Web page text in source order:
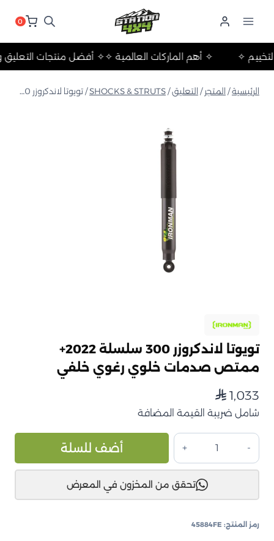
0
✧ أفضل منتجات✧ أهم الماركات العالمية ✧ والتخييم ✧
الرئيسية/ المتجر / التعليق/
SHOCKS & STRUTS
/ تويوتا لاندكروزر 300 سلسلة 2022+ ممتص صدمات خلوي رغوي خلفي
تويوتا لاندكروزر 300 سلسلة 2022+
ممتص صدمات خلوي رغوي خلفي
⃁ 1,033
شامل ضريبة القيمة المضافة
كمية
تويوتا
لاندكروزر
سلسلة
ممتص
أضف للسلة
تحقق من المخزون في المعرض
رمز المنتج: 45884FE